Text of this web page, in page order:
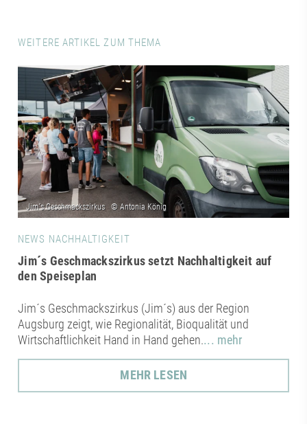
WEITERE ARTIKEL ZUM THEMA
NEWS NACHHALTIGKEIT
Jim´s Geschmackszirkus setzt Nachhaltigkeit auf
den Speiseplan
Jim´s Geschmackszirkus (Jim´s) aus der Region
Augsburg zeigt, wie Regionalität, Bioqualität und
Wirtschaftlichkeit Hand in Hand gehen.... mehr
MEHR LESEN